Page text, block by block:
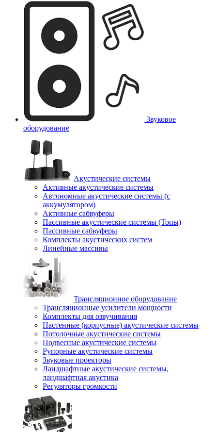
Звуковое
оборудование
Акустические системы
Активные акустические системы
Автономные акустические системы (с
аккумулятором)
Активные сабвуферы
Пассивные акустические системы (Топы)
Пассивные сабвуферы
Комплекты акустических систем
Линейные массивы
Трансляционное оборудование
Трансляционные усилители мощности
Комплекты для озвучивания
Настенные (корпусные) акустические системы
Потолочные акустические системы
Подвесные акустические системы
Рупорные акустические системы
Звуковые проекторы
Ландшафтные акустические системы,
ландшафтная акустика
Регуляторы громкости